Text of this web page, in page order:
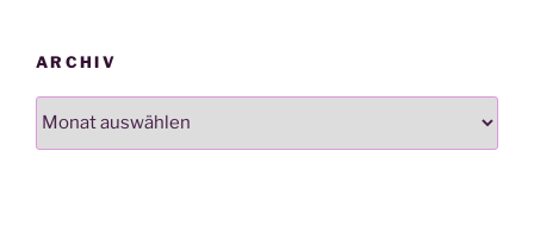
ARCHIV
Archiv